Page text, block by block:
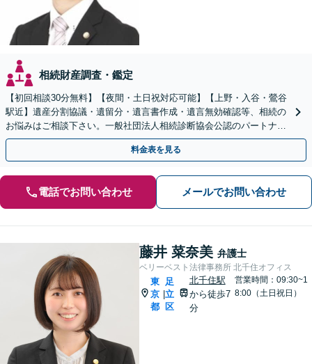
相続財産調査・鑑定
【初回相談30分無料】【夜間・土日祝対応可能】【上野・入谷・鶯谷
駅近】遺産分割協議・遺留分・遺言書作成・遺言無効確認等、相続の
お悩みはご相談下さい。一般社団法人相続診断協会公認のパートナー
事務所として、他士業と連携し適切な解決を図ります。
料金表を見る
電話でお問い合わせ メールでお問い合わせ
藤井 菜奈美 弁護士
ベリーベスト法律事務所 北千住オフィス
東
京
都
|
足
立
区
北千住駅
から徒歩7
分
営業時間：09:30~1
8:00（土日祝日）